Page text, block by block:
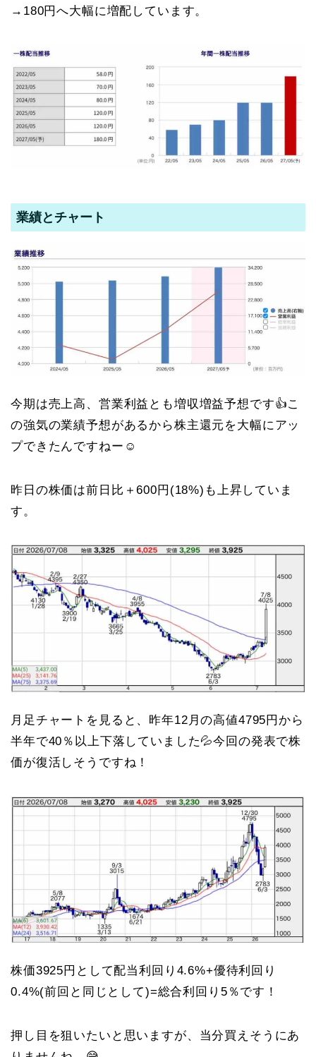
→180円へ大幅に増配しています。
業績とチャート
今期は売上高、営業利益とも増収増益予想です👍こ
の強気の業績予想があるから株主還元を大幅にアッ
プできたんですねー☺️
昨日の株価は前日比＋600円(18%)も上昇していま
す。
月足チャートを見ると、昨年12月の高値4795円から
半年で40％以上下落していました💦今回の発表で株
価が復活しそうですね！
株価3925円として配当利回り4.6%+優待利回り
0.4%(前回と同じとして)=総合利回り5％です！
押し目を狙いたいと思いますが、当分買えそうにあ